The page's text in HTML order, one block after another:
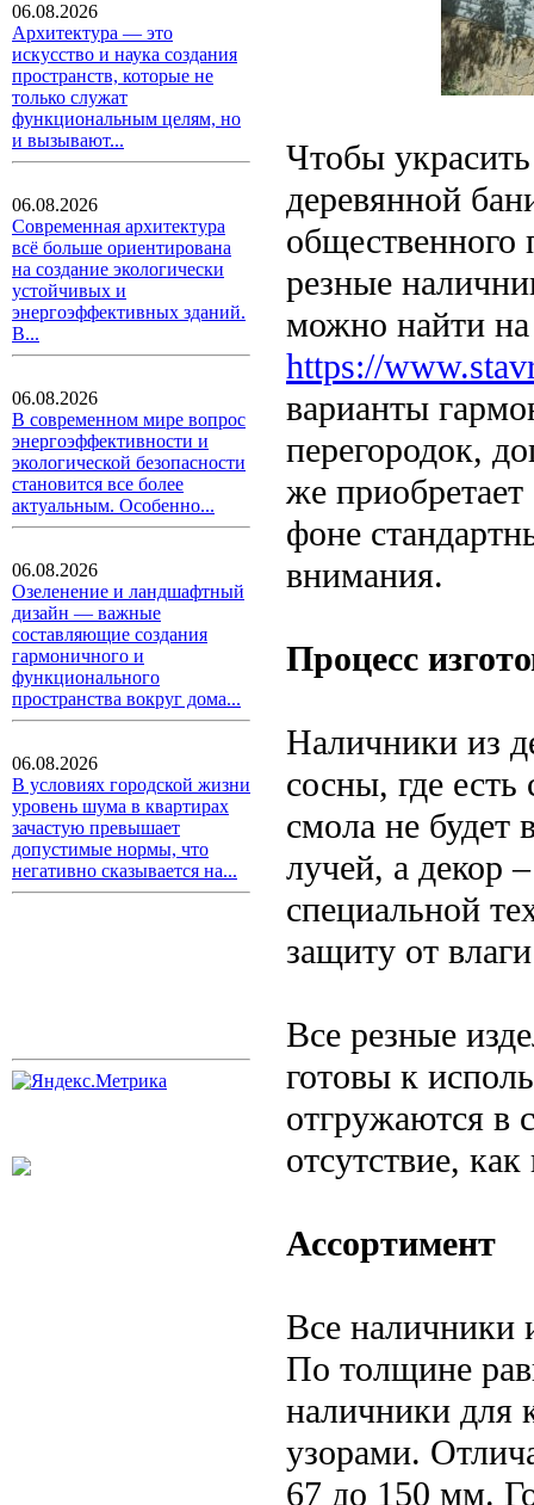
06.08.2026
Архитектура — это
искусство и наука создания
пространств, которые не
только служат
функциональным целям, но
и вызывают...
06.08.2026
Современная архитектура
всё больше ориентирована
на создание экологически
устойчивых и
энергоэффективных зданий.
В...
06.08.2026
В современном мире вопрос
энергоэффективности и
экологической безопасности
становится все более
актуальным. Особенно...
06.08.2026
Озеленение и ландшафтный
дизайн — важные
составляющие создания
гармоничного и
функционального
пространства вокруг дома...
06.08.2026
В условиях городской жизни
уровень шума в квартирах
зачастую превышает
допустимые нормы, что
негативно сказывается на...
Чтобы
деревянной
общественного
резные
можно найти на
https://
варианты
перегородок,
же
фоне
внимания.
Процесс
Наличники из
сосны, где
смола не будет
лучей, а декор
специальной
защиту от
Все резные
готовы к
отгружаются в
отсутствие,
Ассортимент
Все наличники
По толщине
наличники для
узорами.
67 до 150 мм.